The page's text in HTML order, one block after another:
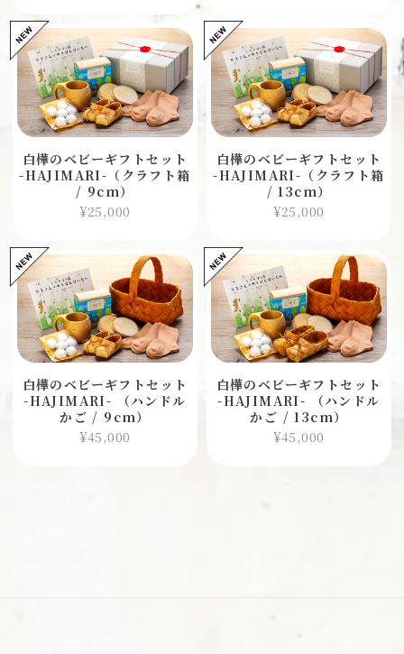
白樺のベビーギフトセット
-HAJIMARI-（クラフト箱
/ 9cm）
¥25,000
白樺のベビーギフトセット
-HAJIMARI-（クラフト箱
/ 13cm）
¥25,000
白樺のベビーギフトセット
-HAJIMARI- （ハンドル
かご / 9cm）
¥45,000
白樺のベビーギフトセット
-HAJIMARI- （ハンドル
かご / 13cm）
¥45,000